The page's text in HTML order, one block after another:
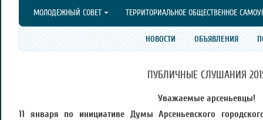
МОЛОДЕЖНЫЙ СОВЕТ ТЕРРИТОРИАЛЬНОЕ ОБЩЕСТВЕННОЕ
НОВОСТИ ОБЪЯВЛЕНИЯ
ПУБЛИЧНЫЕ СЛУШАНИЯ
Уважаемые арсеньевцы!
11 января по инициативе Думы Арсеньевского